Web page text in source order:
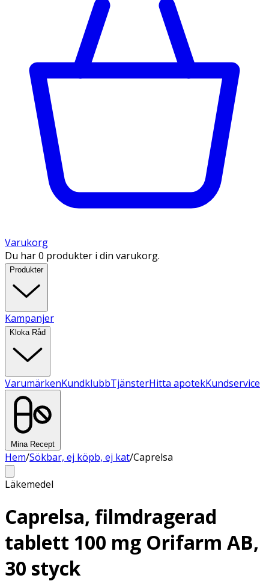
Varukorg
Du har 0 produkter i din varukorg.
Produkter
Kampanjer
Kloka Råd
VarumärkenKundklubbTjänsterHitta apotekKundservice
Mina Recept
Hem/Sökbar, ej köpb, ej kat/Caprelsa
Läkemedel
Caprelsa, filmdragerad
tablett 100 mg Orifarm AB,
30 styck